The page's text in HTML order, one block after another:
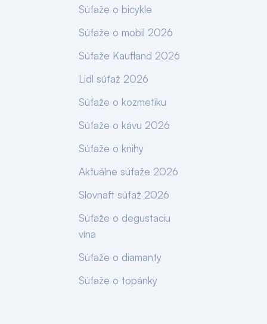
Súťaže o bicykle
Súťaže o mobil 2026
Súťaže Kaufland 2026
Lidl súťaž 2026
Súťaže o kozmetiku
Súťaže o kávu 2026
Súťaže o knihy
Aktuálne súťaže 2026
Slovnaft súťaž 2026
Súťaže o degustaciu
vína
Súťaže o diamanty
Súťaže o topánky